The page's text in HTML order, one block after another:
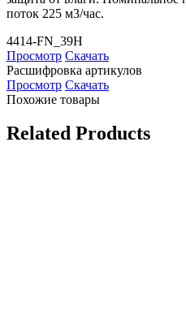
поток 225 м3/час.
4414-FN_39H
Просмотр Скачать
Расшифровка артикулов
Просмотр Скачать
Похожие товары
Related Products